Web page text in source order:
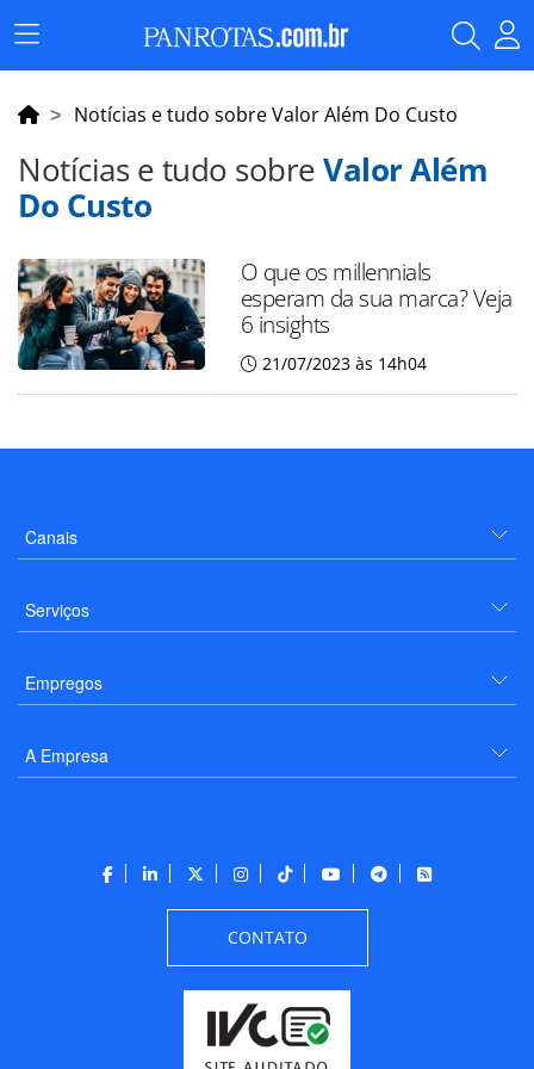
Menu
Principal
Notícias e tudo sobre Valor Além Do Custo
Notícias e tudo sobreValor Além
Do Custo
O que os millennials
esperam da sua marca? Veja
6 insights
21/07/2023 às 14h04
Canais
Serviços
Empregos
A Empresa
CONTATO